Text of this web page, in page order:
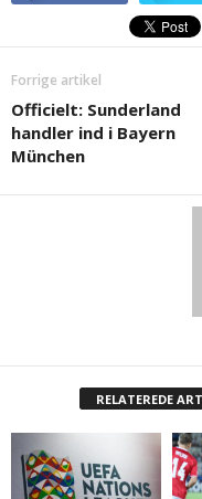
Forrige artikel
Officielt: Sunderland
handler ind i Bayern
München
RELATEREDE